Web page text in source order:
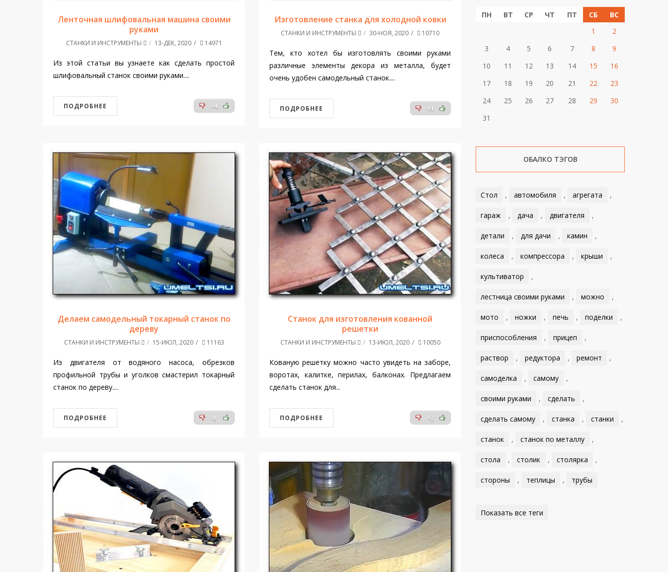
Ленточная шлифовальная машина своими
руками
СТАНКИ И ИНСТРУМЕНТЫ 13-ДЕК, 2020 14971
Из этой статьи вы узнаете как сделать простой
шлифовальный станок своими руками....
+4
ПОДРОБНЕЕ
Изготовление станка для холодной ковки
СТАНКИ И ИНСТРУМЕНТЫ 30-НОЯ, 2020 10710
Тем, кто хотел бы изготовлять своими руками
различные элементы декора из металла, будет
очень удобен самодельный станок....
+1
ПОДРОБНЕЕ
Делаем самодельный токарный станок по
дереву
СТАНКИ И ИНСТРУМЕНТЫ 15-ИЮЛ, 2020 11163
Из двигателя от водяного насоса, обрезков
профильной трубы и уголков смастерил токарный
станок по дереву....
0
ПОДРОБНЕЕ
Станок для изготовления кованной
решетки
СТАНКИ И ИНСТРУМЕНТЫ 13-ИЮЛ, 2020 10050
Кованую решетку можно часто увидеть на заборе,
воротах, калитке, перилах, балконах. Предлагаем
сделать станок для...
+2
ПОДРОБНЕЕ
ПН ВТ СР ЧТ ПТ СБ
ВС
1
2
3
4 5 6 7 8
9
10
11 12 13 14 15
16
17
18 19 20 21 22
23
24
25 26 27 28 29
30
31
ОБАЛКО ТЭГОВ
Стол , автомобиля , агрегата ,
гараж , дача , двигателя ,
детали , для дачи , камин ,
колеса , компрессора , крыши ,
культиватор ,
лестница своими руками , можно ,
мото , ножки , печь , поделки ,
приспособления , прицеп ,
раствор , редуктора , ремонт ,
самоделка , самому ,
своими руками , сделать ,
сделать самому , станка , станки ,
станок , станок по металлу ,
стола , столик , столярка ,
стороны , теплицы , трубы
Показать все теги